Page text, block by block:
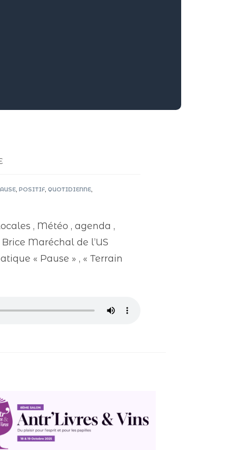
, POSITIF, QUOTIDIENNE,
, Météo , agenda ,
Maréchal de l’US
« Pause » , « Terrain